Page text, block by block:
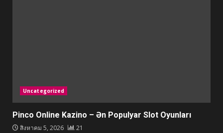
Uncategorized
Pinco Online Kazino – Ən Populyar Slot Oyunları
สิงหาคม 5, 2026 21